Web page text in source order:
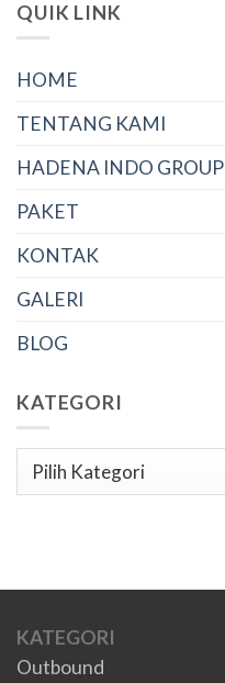
QUIK LINK
HOME
TENTANG KAMI
HADENA INDO GROUP
PAKET
KONTAK
GALERI
BLOG
KATEGORI
Kategori
KATEGORI
Outbound